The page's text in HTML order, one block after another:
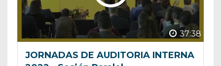
37:38
JORNADAS DE AUDITORIA INTERNA